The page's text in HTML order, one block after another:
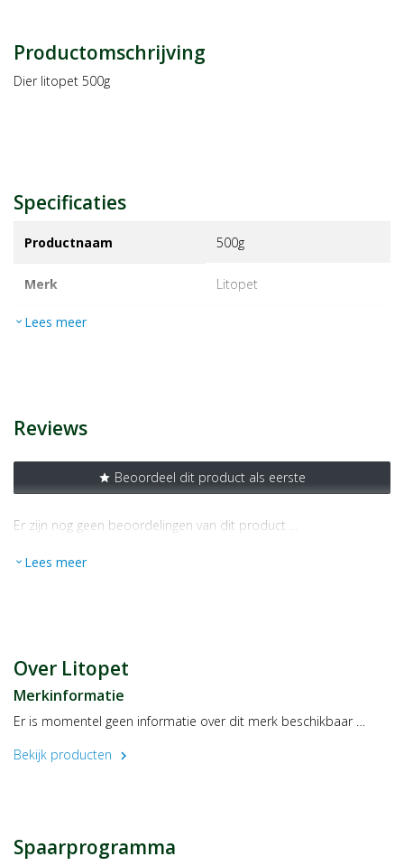
Productomschrijving
Dier litopet 500g
Specificaties
Productnaam 500g
Merk litopet
EAN
expand_more Lees meer
Reviews
star Beoordeel dit product als eerste
Er zijn nog geen beoordelingen van dit product …
expand_more Lees meer
Over Litopet
Merkinformatie
Er is momentel geen informatie over dit merk beschikbaar …
Bekijk producten
chevron_right
Spaarprogramma